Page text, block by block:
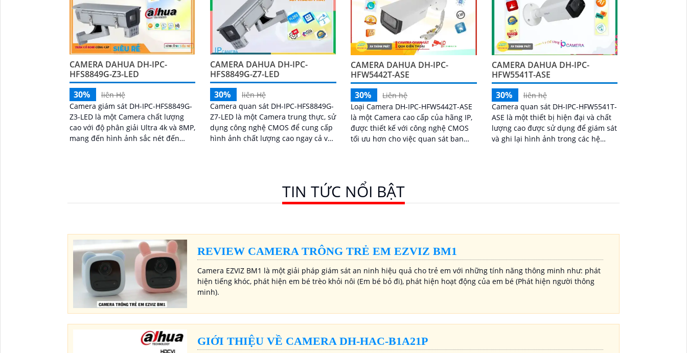
CAMERA DAHUA DH-IPC-
HFS8849G-Z3-LED
30%
liên Hệ
Camera giám sát DH-IPC-HFS8849G-
Z3-LED là một Camera chất lượng
cao với độ phân giải Ultra 4k và 8MP,
mang đến hình ảnh sắc nét đến
CAMERA DAHUA DH-IPC-
HFS8849G-Z7-LED
30%
liên Hệ
Camera quan sát DH-IPC-HFS8849G-
Z7-LED là một Camera trung thực, sử
dụng công nghệ CMOS để cung cấp
hình ảnh chất lượng cao ngay cả vào
CAMERA DAHUA DH-IPC-
HFW5442T-ASE
30%
Liên hệ
Loại Camera DH-IPC-HFW5442T-ASE
là một Camera cao cấp của hãng IP,
được thiết kế với công nghệ CMOS
tối ưu hơn cho việc quan sát ban
CAMERA DAHUA DH-IPC-
HFW5541T-ASE
30%
liên hệ
Camera quan sát DH-IPC-HFW5541T-
ASE là một thiết bị hiện đại và chất
lượng cao được sử dụng để giám sát
và ghi lại hình ảnh trong các hệ
TIN TỨC NỔI BẬT
REVIEW CAMERA TRÔNG TRẺ EM EZVIZ BM1
Camera EZVIZ BM1 là một giải pháp giám sát an ninh hiệu quả cho trẻ em với những tính năng thông minh như: phát
hiện tiếng khóc, phát hiện em bé trèo khỏi nôi (Em bé bỏ đi), phát hiện hoạt động của em bé (Phát hiện người thông
minh).
GIỚI THIỆU VỀ CAMERA DH-HAC-B1A21P